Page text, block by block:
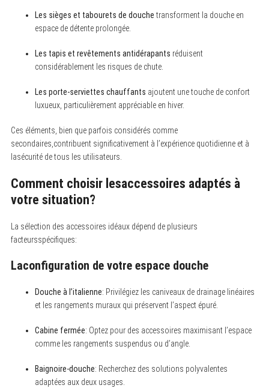
Les sièges et tabourets de douche transforment la douche en
espace de détente prolongée.
Les tapis et revêtements antidérapants réduisent
considérablement les risques de chute.
Les porte-serviettes chauffants ajoutent une touche de confort
luxueux, particulièrement appréciable en hiver.
Ces éléments, bien que parfois considérés comme
secondaires,contribuent significativement à l’expérience quotidienne et à
lasécurité de tous les utilisateurs.
Comment choisir lesaccessoires adaptés à
votre situation?
La sélection des accessoires idéaux dépend de plusieurs
facteursspécifiques:
Laconfiguration de votre espace douche
Douche à l’italienne: Privilégiez les caniveaux de drainage linéaires
et les rangements muraux qui préservent l’aspect épuré.
Cabine fermée: Optez pour des accessoires maximisant l’espace
comme les rangements suspendus ou d’angle.
Baignoire-douche: Recherchez des solutions polyvalentes
adaptées aux deux usages.
S
a
c
f
o